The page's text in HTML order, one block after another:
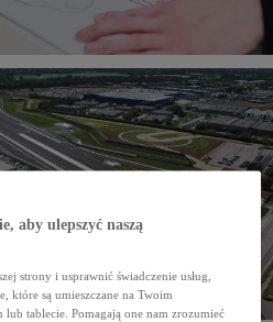
aby ulepszyć naszą
strony i usprawnić świadczenie usług,
które są umieszczane na Twoim
tablecie. Pomagają one nam zrozumieć